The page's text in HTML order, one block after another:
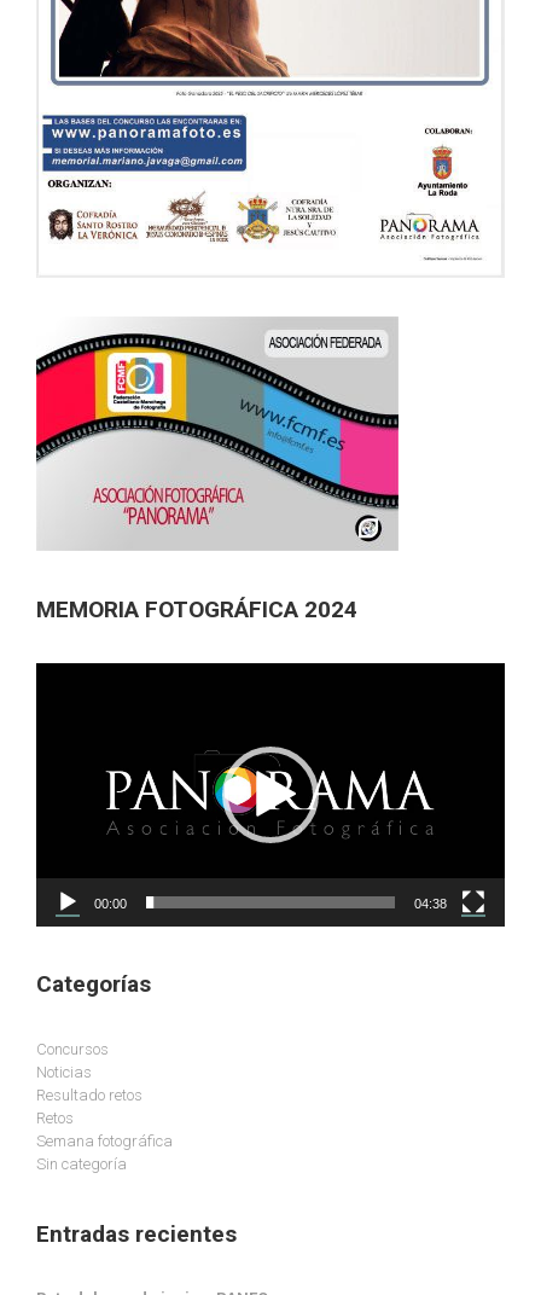
MEMORIA FOTOGRÁFICA 2024
00:00 04:38
Categorías
Concursos
Noticias
Resultado retos
Retos
Semana fotográfica
Sin categoría
Entradas recientes